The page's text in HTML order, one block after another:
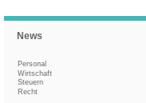
News
Personal
Wirtschaft
Steuern
Recht